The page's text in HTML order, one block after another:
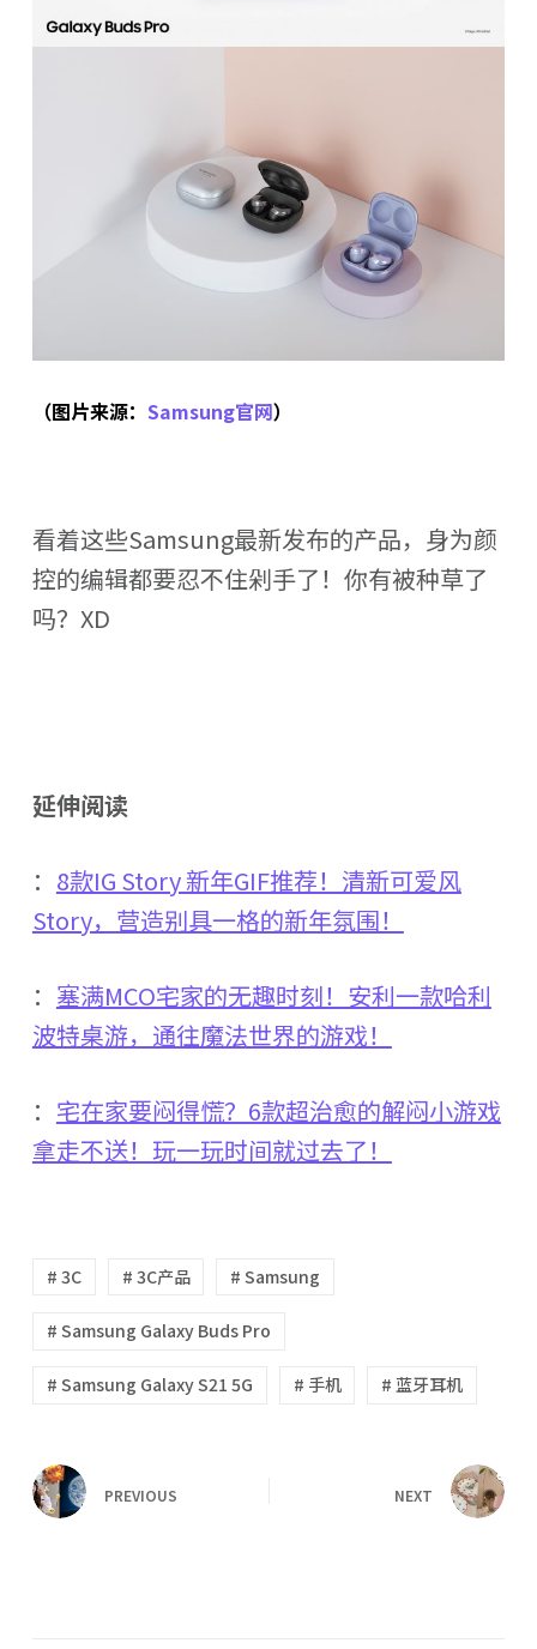
（图片来源： Samsung官网）
看着这些Samsung最新发布的产品，身为颜
控的编辑都要忍不住剁手了！你有被种草了
吗？XD
延伸阅读
： 8款IG Story 新年GIF推荐！清新可爱风
Story，营造别具一格的新年氛围！
： 塞满MCO宅家的无趣时刻！安利一款哈利
波特桌游，通往魔法世界的游戏！
： 宅在家要闷得慌？6款超治愈的解闷小游戏
拿走不送！玩一玩时间就过去了！
# 3C # 3C产品 # Samsung
# Samsung Galaxy Buds Pro
# Samsung Galaxy S21 5G # 手机 # 蓝牙耳机
PREVIOUS NEXT